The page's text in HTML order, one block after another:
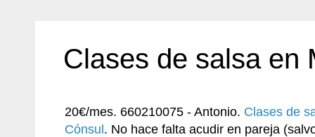
Clases de salsa en
20€/mes. 660210075 - Antonio. Clases de
Cónsul . No hace falta acudir en pareja